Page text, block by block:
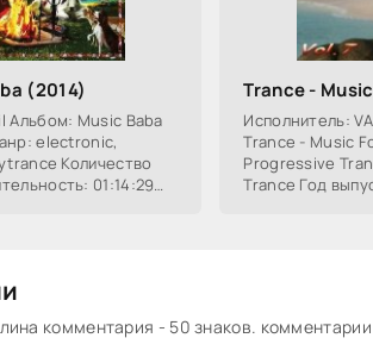
(2014)
Альбом: Music Baba
electronic,
Количество
01:14:29
Trance -
Исполнитель:
Trance - Music
Progressive
Trance Год
комментария - 50 знаков.